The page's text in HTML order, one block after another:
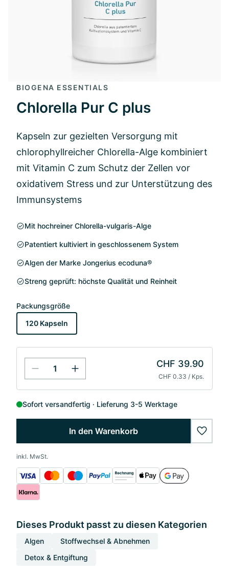
BIOGENA ESSENTIALS
Chlorella Pur C plus
Kapseln zur gezielten Versorgung mit
chlorophyllreicher Chlorella-Alge kombiniert
mit Vitamin C zum Schutz der Zellen vor
oxidativem Stress und zur Unterstützung des
Immunsystems
Mit hochreiner Chlorella-vulgaris-Alge
Patentiert kultiviert in geschlossenem System
Algen der Marke Jongerius ecoduna®
Streng geprüft: höchste Qualität und Reinheit
Packungsgröße
120 Kapseln
CHF 39.90
CHF 0.33 / Kps.
Sofort versandfertig Lieferung 3-5 Werktage
In den Warenkorb
inkl. MwSt.
Dieses Produkt passt zu diesen Kategorien
Algen
Stoffwechsel & Abnehmen
Detox & Entgiftung